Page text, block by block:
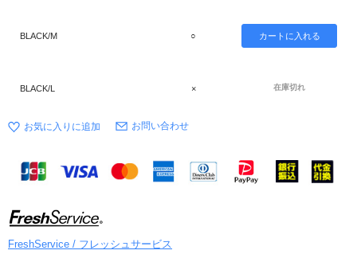
BLACK/M ○
BLACK/L × 在庫切れ
お問い合わせ
FreshService / フレッシュサービス